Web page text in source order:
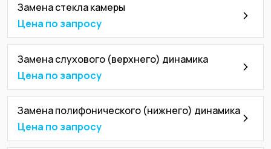
Замена стекла камеры
Цена по запросу
Замена слухового (верхнего) динамика
Цена по запросу
Замена полифонического (нижнего) динамика
Цена по запросу